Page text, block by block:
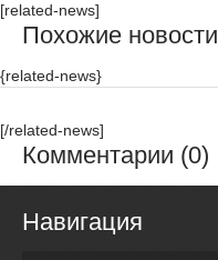
[related-news]
Похожие новости
{related-news}
[/related-news]
Комментарии (0)
Навигация